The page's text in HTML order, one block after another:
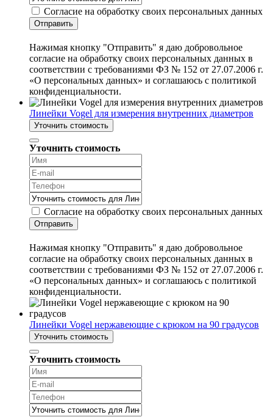
Согласие на обработку своих персональных данных
Отправить
Нажимая кнопку "Отправить" я даю добровольное
согласие на обработку своих персональных данных в
соответствии с требованиями ФЗ № 152 от 27.07.2006 г.
«О персональных данных» и соглашаюсь с политикой
конфиденциальности.
Линейки Vogel для измерения внутренних диаметров
Уточнить стоимость
Уточнить стоимость
Согласие на обработку своих персональных данных
Отправить
Нажимая кнопку "Отправить" я даю добровольное
согласие на обработку своих персональных данных в
соответствии с требованиями ФЗ № 152 от 27.07.2006 г.
«О персональных данных» и соглашаюсь с политикой
конфиденциальности.
Линейки Vogel нержавеющие с крюком на 90 градусов
Уточнить стоимость
Уточнить стоимость